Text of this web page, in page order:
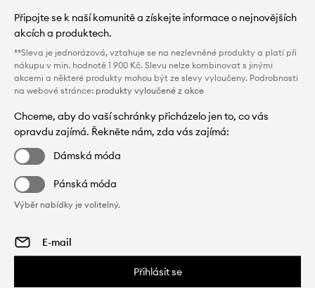
Připojte se k naší komunitě a získejte informace o nejnovějších
akcích a produktech.
**Sleva je jednorázová, vztahuje se na nezlevněné produkty a platí při
nákupu v min. hodnotě 1 900 Kč. Slevu nelze kombinovat s jinými
akcemi a některé produkty mohou být ze slevy vyloučeny. Podrobnosti
na webové stránce: produkty vyloučené z akce
Chceme, aby do vaší schránky přicházelo jen to, co vás
opravdu zajímá. Řekněte nám, zda vás zajímá:
Dámská móda
Pánská móda
Výběr nabídky je volitelný.
Přihlásit se